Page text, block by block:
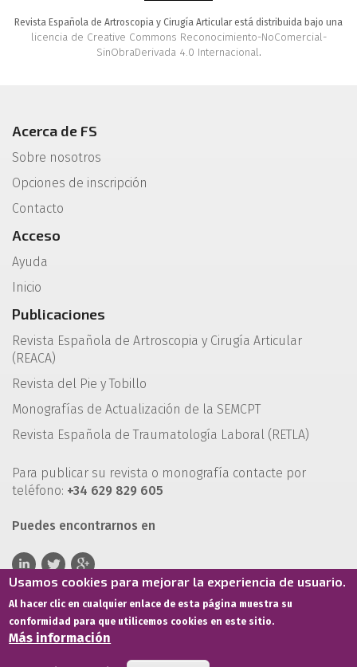
Revista Española de Artroscopia y Cirugía Articular está distribuida bajo una
licencia de Creative Commons Reconocimiento-NoComercial-
SinObraDerivada 4.0 Internacional.
Acerca de FS
Sobre nosotros
Opciones de inscripción
Contacto
Acceso
Ayuda
Inicio
Publicaciones
Revista Española de Artroscopia y Cirugía Articular
(REACA)
Revista del Pie y Tobillo
Monografías de Actualización de la SEMCPT
Revista Española de Traumatología Laboral (RETLA)
Para publicar su revista o monografía contacte por
teléfono: +34 629 829 605
Puedes encontrarnos en
Usamos cookies para mejorar la experiencia de usuario.
Al hacer clic en cualquier enlace de esta página muestra su
conformidad para que utilicemos cookies en este sitio.
Más información